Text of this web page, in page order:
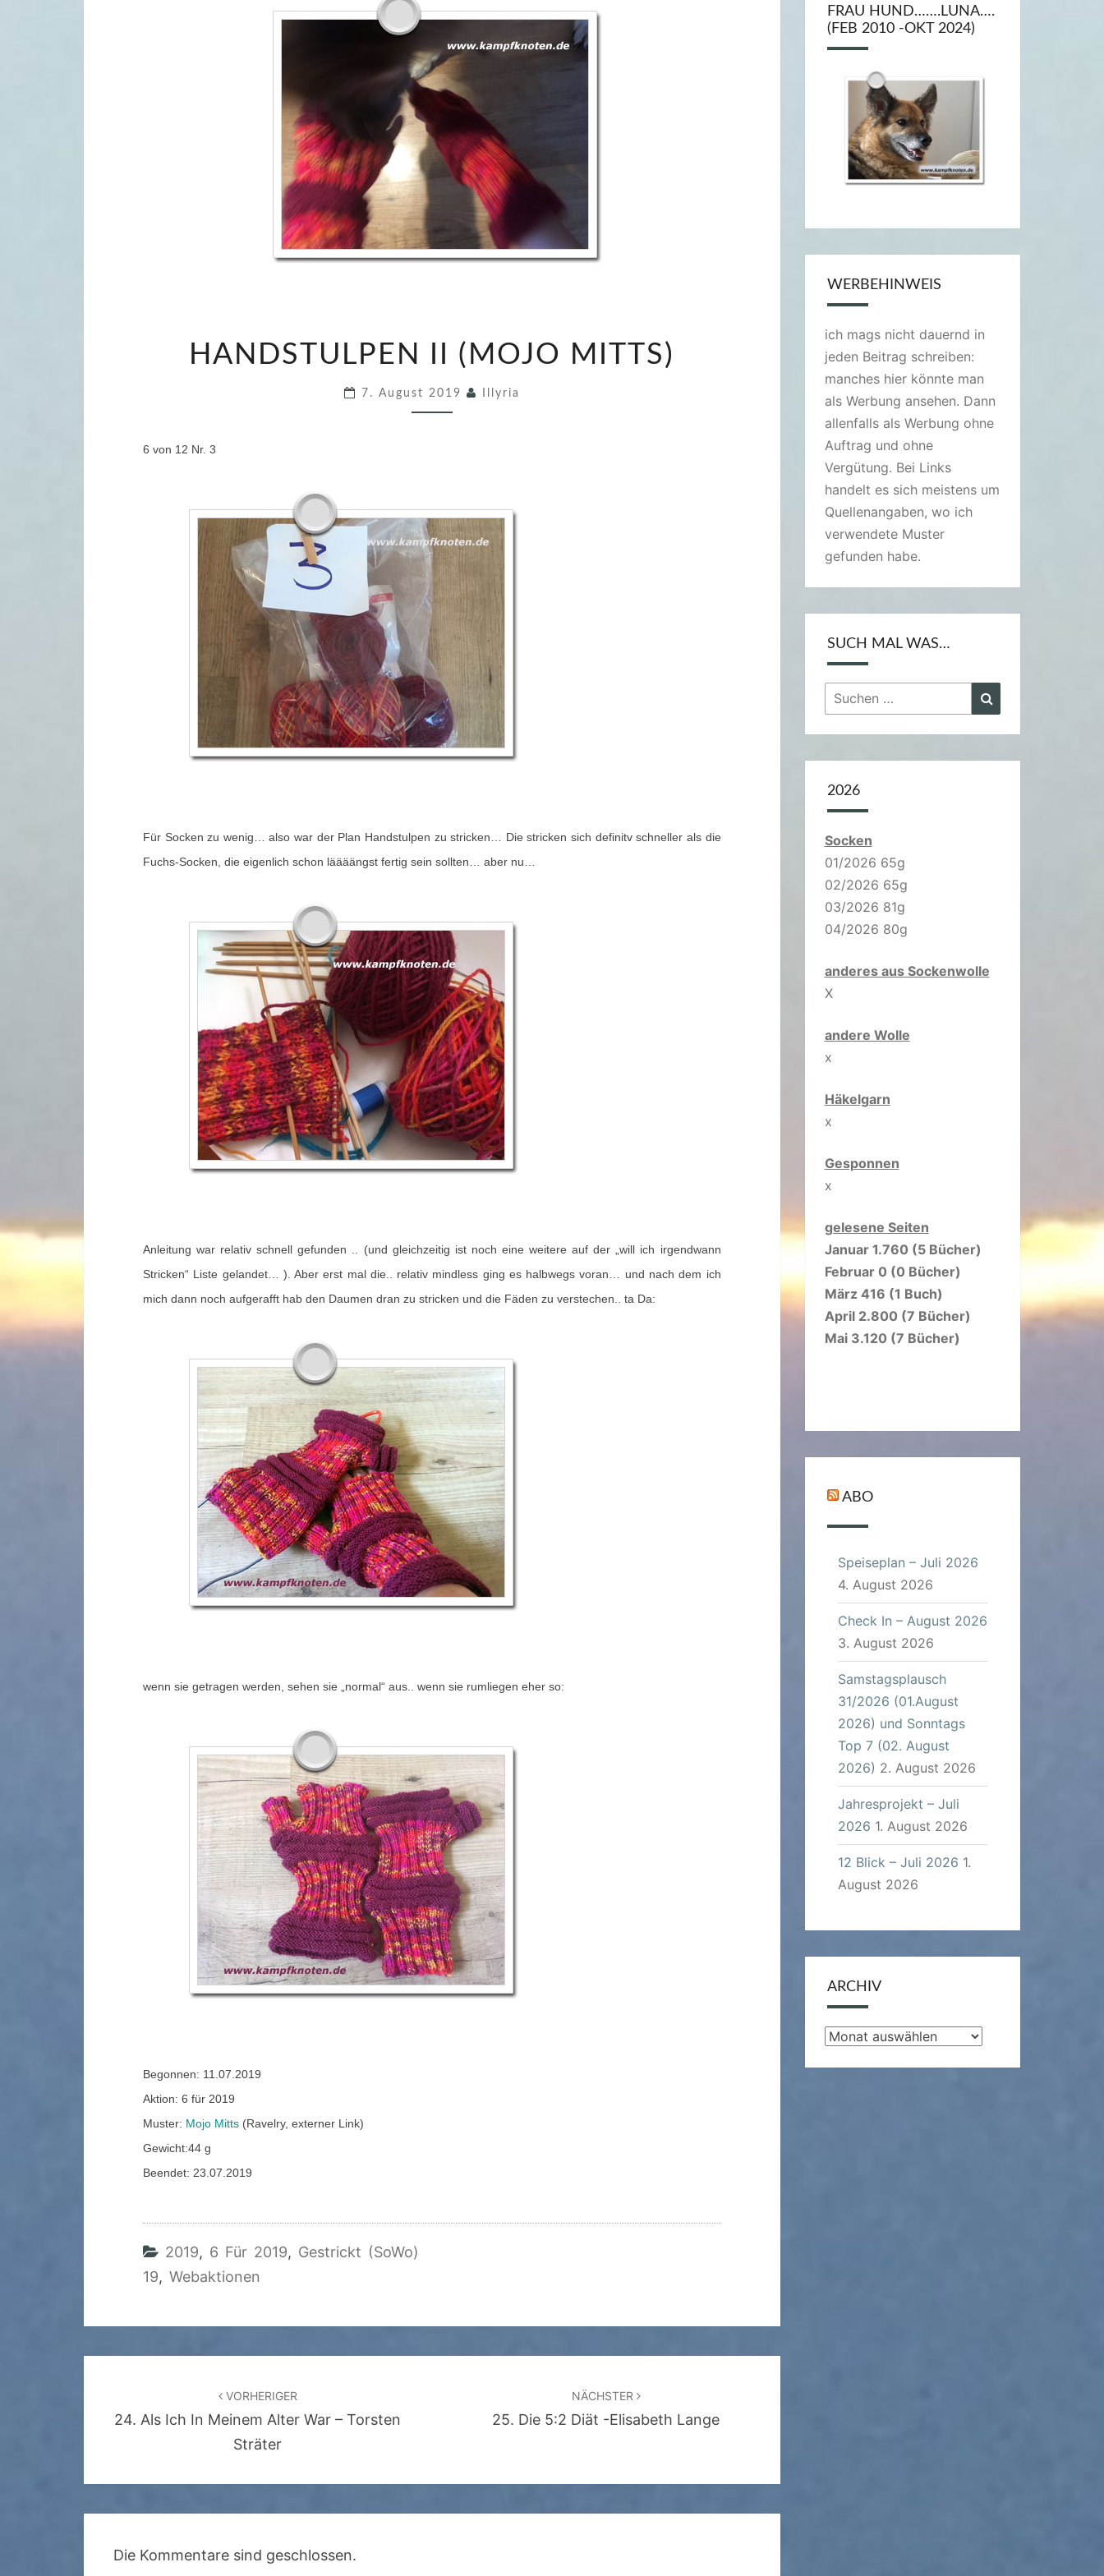
L
P
E
I
M
O
J
O
HANDSTULPEN II (MOJO MITTS)
7. August 2019 Illyria
6 von 12 Nr. 3
Für Socken zu wenig… also war der Plan Handstulpen zu stricken… Die stricken sich definitv schneller als die
Fuchs-Socken, die eigenlich schon läääängst fertig sein sollten… aber nu…
Anleitung war relativ schnell gefunden .. (und gleichzeitig ist noch eine weitere auf der „will ich irgendwann
Stricken“ Liste gelandet… ). Aber erst mal die.. relativ mindless ging es halbwegs voran… und nach dem ich
mich dann noch aufgerafft hab den Daumen dran zu stricken und die Fäden zu verstechen.. ta Da:
wenn sie getragen werden, sehen sie „normal“ aus.. wenn sie rumliegen eher so:
Begonnen: 11.07.2019
Aktion: 6 für 2019
Muster: Mojo Mitts (Ravelry, externer Link)
Gewicht:44 g
Beendet: 23.07.2019
2019, 6 Für 2019, Gestrickt (SoWo)
19, Webaktionen
Beitragsnavigation
VORHERIGER
24. Als Ich In Meinem Alter War – Torsten
Sträter
NÄCHSTER
25. Die 5:2 Diät -Elisabeth Lange
Die Kommentare sind geschlossen.
FRAU HUND…….LUNA….
(FEB 2010 -OKT 2024)
WERBEHINWEIS
ich mags nicht dauernd in
jeden Beitrag schreiben:
manches hier könnte man
als Werbung ansehen. Dann
allenfalls als Werbung ohne
Auftrag und ohne
Vergütung. Bei Links
handelt es sich meistens um
Quellenangaben, wo ich
verwendete Muster
gefunden habe.
SUCH MAL WAS…
Suchen
nach:
2026
Socken
01/2026 65g
02/2026 65g
03/2026 81g
04/2026 80g
anderes aus Sockenwolle
X
andere Wolle
x
Häkelgarn
x
Gesponnen
x
gelesene Seiten
Januar 1.760 (5 Bücher)
Februar 0 (0 Bücher)
März 416 (1 Buch)
April 2.800 (7 Bücher)
Mai 3.120 (7 Bücher)
ABO
Speiseplan – Juli 2026
4. August 2026
Check In – August 2026
3. August 2026
Samstagsplausch
31/2026 (01.August
2026) und Sonntags
Top 7 (02. August
2026) 2. August 2026
Jahresprojekt – Juli
2026 1. August 2026
12 Blick – Juli 2026 1.
August 2026
ARCHIV
Archiv